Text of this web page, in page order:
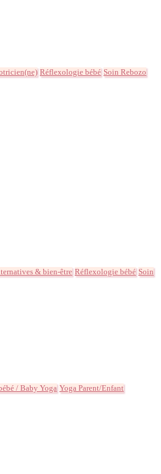
Réflexologie bébé Soin Rebozo
& bien-être Réflexologie bébé Soin
/ Baby Yoga Yoga Parent/Enfant